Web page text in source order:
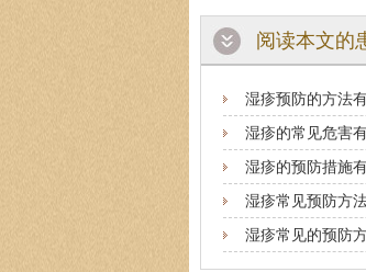
阅读本文的
湿疹预防的方法
湿疹的常见危害
湿疹的预防措施
湿疹常见预防方
湿疹常见的预防